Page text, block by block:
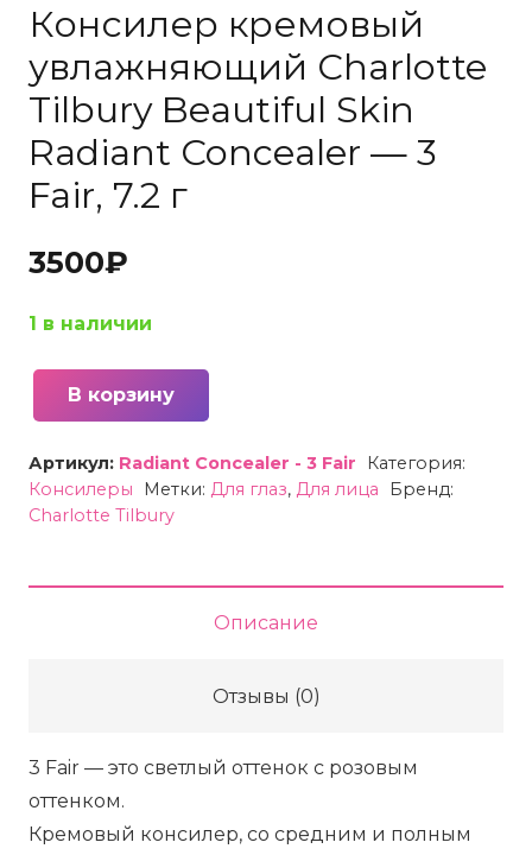
Консилер кремовый
увлажняющий Charlotte
Tilbury Beautiful Skin
Radiant Concealer — 3
Fair, 7.2 г
3500₽
1 в наличии
Количество
Консилер
кремовый
-
3
Fair,
В корзину
Артикул: Radiant Concealer - 3 Fair
Категория:
Консилеры
Метки: Для глаз, Для лица
Бренд:
Charlotte Tilbury
Описание
Отзывы (0)
3 Fair — это светлый оттенок с розовым
оттенком.
Кремовый консилер, со средним и полным